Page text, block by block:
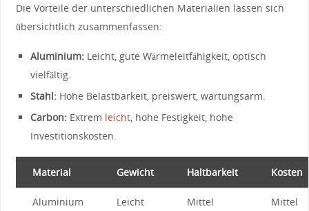
Die Vorteile der unterschiedlichen Materialien lassen sich
übersichtlich zusammenfassen:
Aluminium: Leicht, gute Wärmeleitfähigkeit, optisch
vielfältig.
Stahl: Hohe Belastbarkeit, preiswert, ‍wartungsarm.
Carbon: ‍Extrem‍ leicht, hohe ‌Festigkeit,⁢ hohe
Investitionskosten.
Material Gewicht Haltbarkeit Kosten
Aluminium Leicht Mittel Mittel